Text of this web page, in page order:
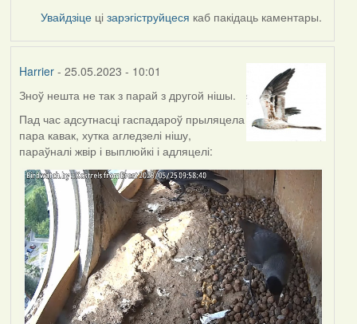
Увайдзіце цізарэгіструйцеся каб пакідаць каментары.
Harrier- 25.05.2023 - 10:01
Зноў нешта не так з парай з другой нішы.
Пад час адсутнасці гаспадароў прыляцела
пара кавак, хутка агледзелі нішу,
параўналі жвір і выплюйкі і адляцелі: